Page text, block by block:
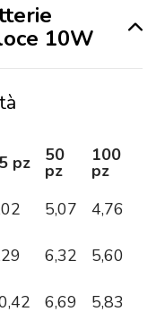
10W
pz 50
pz
100
pz
5,07 4,76
6,32 5,60
6,69 5,83